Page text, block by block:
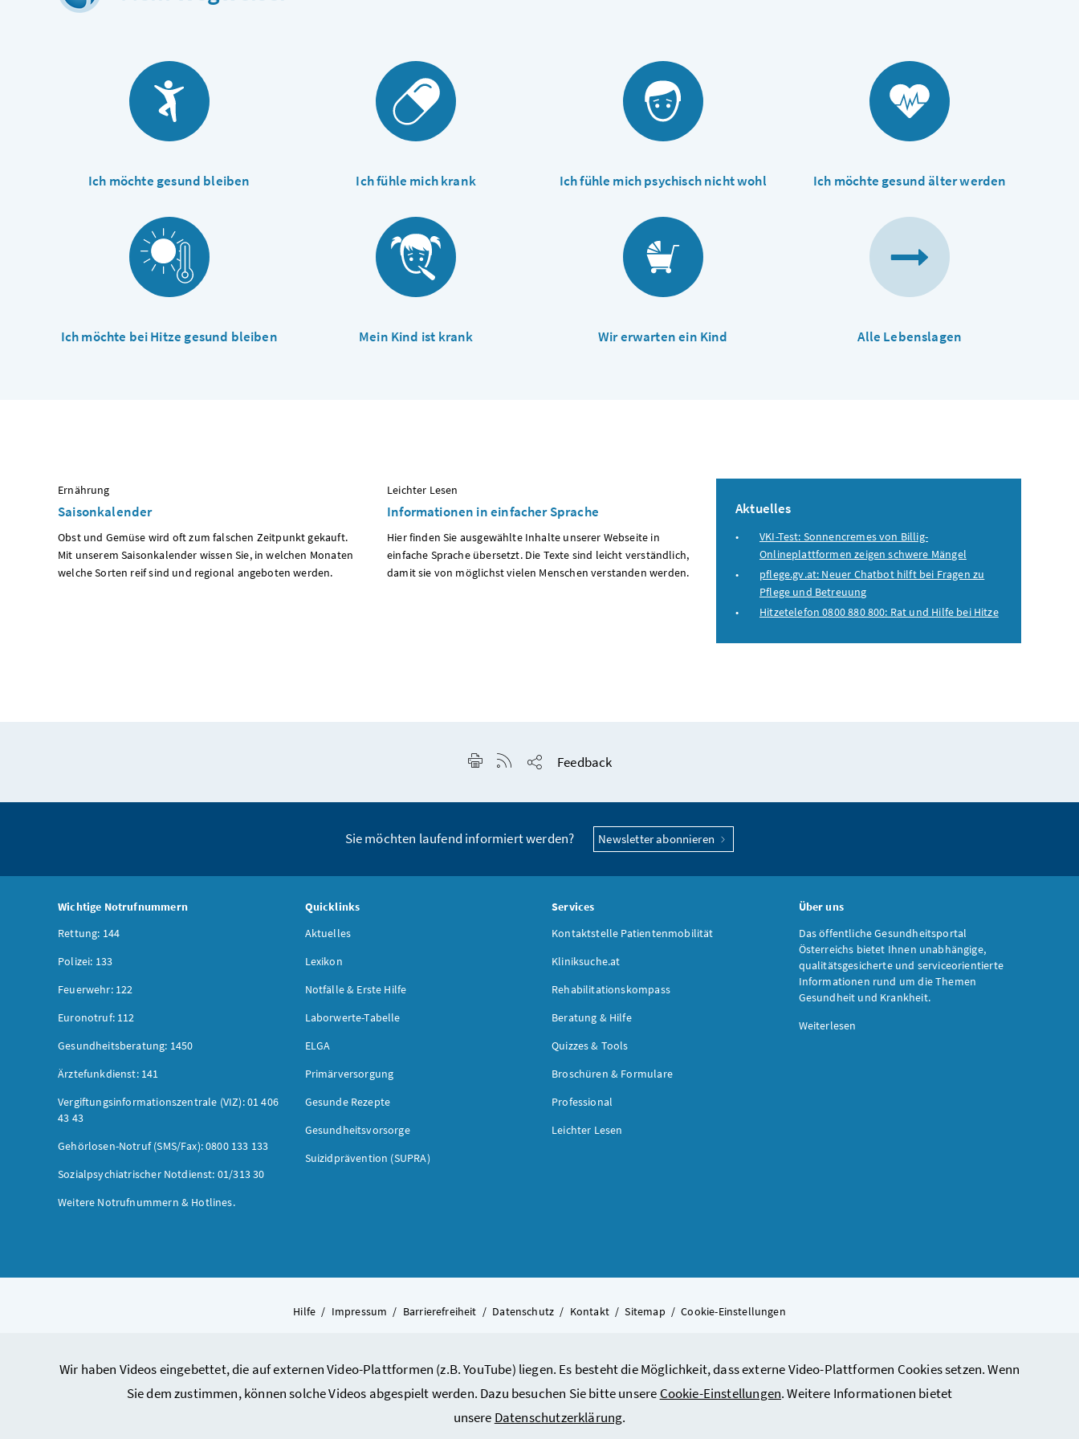
Wir haben Videos eingebettet, die auf externen Video-Plattformen (z.B. YouTube) liegen. Es besteht die Möglichkeit, dass externe Video-Plattformen Cookies setzen. Wenn
Sie dem zustimmen, können solche Videos abgespielt werden. Dazu besuchen Sie bitte unsere Cookie-Einstellungen. Weitere Informationen bietet
unsere Datenschutzerklärung.
Ich möchte gesund bleiben Ich fühle mich krank Ich fühle mich psychisch nicht wohl Ich möchte gesund älter werden
Ich möchte bei Hitze gesund bleiben Mein Kind ist krank Wir erwarten ein Kind Alle Lebenslagen
Ernährung:
Saisonkalender
Obst und Gemüse wird oft zum falschen Zeitpunkt gekauft.
Mit unserem Saisonkalender wissen Sie, in welchen Monaten
welche Sorten reif sind und regional angeboten werden.
Leichter Lesen
Informationen in einfacher Sprache
Hier finden Sie ausgewählte Inhalte unserer Webseite in
einfache Sprache übersetzt. Die Texte sind leicht verständlich,
damit sie von möglichst vielen Menschen verstanden werden.
Aktuelles
VKI-Test: Sonnencremes von Billig-
Onlineplattformen zeigen schwere Mängel
pflege.gv.at: Neuer Chatbot hilft bei Fragen zu
Pflege und Betreuung
Hitzetelefon 0800 880 800: Rat und Hilfe bei Hitze
Seite drucken
RSS-Feed anzeigen
Feedback
Sie möchten laufend informiert werden? Newsletter abonnieren
Wichtige Notrufnummern
Rettung: 144
Polizei: 133
Feuerwehr: 122
Euronotruf: 112
Gesundheitsberatung: 1450
Ärztefunkdienst: 141
Vergiftungsinformationszentrale (VIZ): 01 406
43 43
Gehörlosen-Notruf (SMS/Fax): 0800 133 133
Sozialpsychiatrischer Notdienst: 01/313 30
Weitere Notrufnummern & Hotlines.
Quicklinks
Aktuelles
Lexikon
Notfälle & Erste Hilfe
Laborwerte-Tabelle
ELGA
Primärversorgung
Gesunde Rezepte
Gesundheitsvorsorge
Suizidprävention (SUPRA)
Services
Kontaktstelle Patientenmobilität
Kliniksuche.at
Rehabilitationskompass
Beratung & Hilfe
Quizzes & Tools
Broschüren & Formulare
Professional
Leichter Lesen
Über uns
Das öffentliche Gesundheitsportal
Österreichs bietet Ihnen unabhängige,
qualitätsgesicherte und serviceorientierte
Informationen rund um die Themen
Gesundheit und Krankheit.
Weiterlesen
Hilfe / Impressum / Barrierefreiheit / Datenschutz / Kontakt / Sitemap / Cookie-Einstellungen